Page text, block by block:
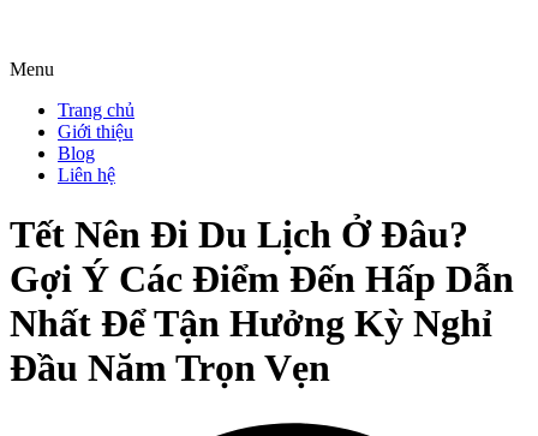
Menu
Trang chủ
Giới thiệu
Blog
Liên hệ
Tết Nên Đi Du Lịch Ở Đâu?
Gợi Ý Các Điểm Đến Hấp Dẫn
Nhất Để Tận Hưởng Kỳ Nghỉ
Đầu Năm Trọn Vẹn